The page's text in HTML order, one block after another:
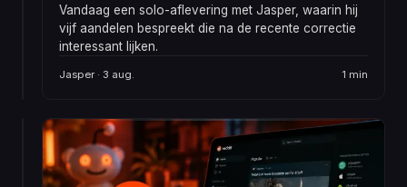
team.
beantwoorden
vier
we
regelmatig
van
luisteraars
Jasper
6 aug.
1
Vandaag een solo-aflevering met Jasper, waarin hij
vijf aandelen bespreekt die na de recente correctie
interessant lijken.
Jasper · 3 aug. 1 min
DASHBOARD
Nieuw:
ons